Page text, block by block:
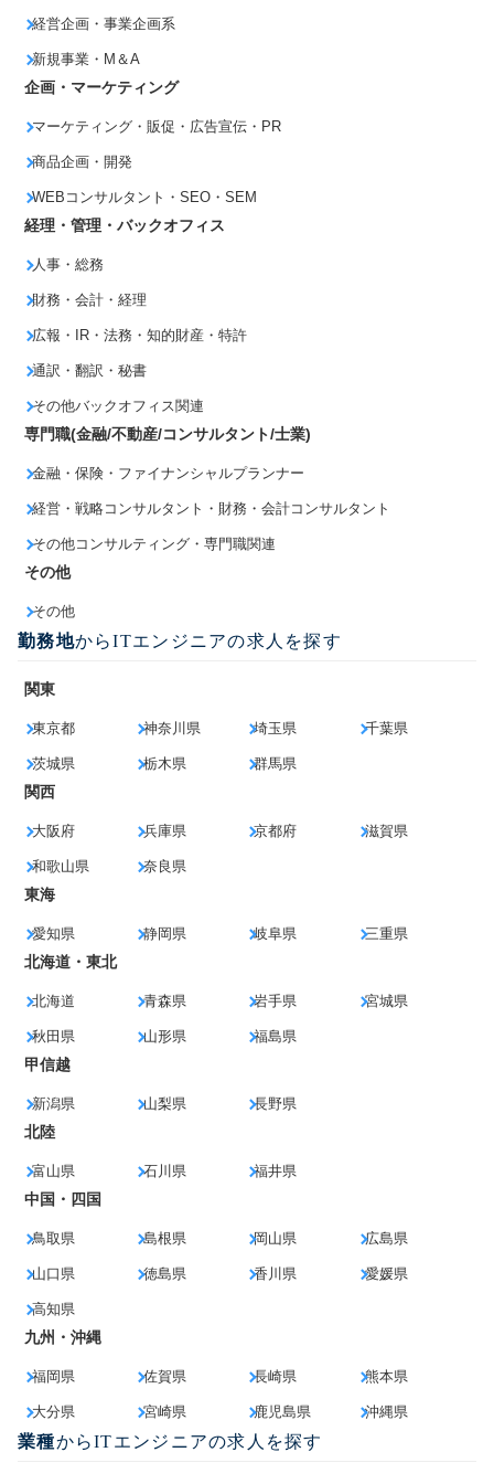
経営企画・事業企画系
新規事業・M＆A
企画・マーケティング
マーケティング・販促・広告宣伝・PR
商品企画・開発
WEBコンサルタント・SEO・SEM
経理・管理・バックオフィス
人事・総務
財務・会計・経理
広報・IR・法務・知的財産・特許
通訳・翻訳・秘書
その他バックオフィス関連
専門職(金融/不動産/コンサルタント/士業)
金融・保険・ファイナンシャルプランナー
経営・戦略コンサルタント・財務・会計コンサルタント
その他コンサルティング・専門職関連
その他
その他
勤務地からITエンジニアの求人を探す
関東
東京都 神奈川県 埼玉県 千葉県
茨城県 栃木県 群馬県
関西
大阪府 兵庫県 京都府 滋賀県
和歌山県 奈良県
東海
愛知県 静岡県 岐阜県 三重県
北海道・東北
北海道 青森県 岩手県 宮城県
秋田県 山形県 福島県
甲信越
新潟県 山梨県 長野県
北陸
富山県 石川県 福井県
中国・四国
鳥取県 島根県 岡山県 広島県
山口県 徳島県 香川県 愛媛県
高知県
九州・沖縄
福岡県 佐賀県 長崎県 熊本県
大分県 宮崎県 鹿児島県 沖縄県
業種からITエンジニアの求人を探す